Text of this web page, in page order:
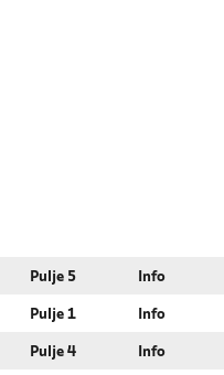
Pulje 5 Info
Pulje 1 Info
Pulje 4 Info